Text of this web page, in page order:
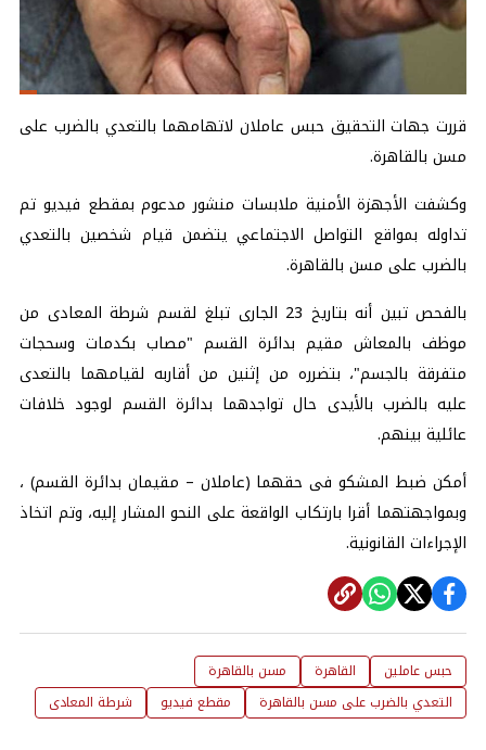
قررت جهات التحقيق حبس عاملان لاتهامهما بالتعدي بالضرب على
مسن بالقاهرة.
وكشفت الأجهزة الأمنية ملابسات منشور مدعوم بمقطع فيديو تم
تداوله بمواقع التواصل الاجتماعي يتضمن قيام شخصين بالتعدي
بالضرب على مسن بالقاهرة.
بالفحص تبين أنه بتاريخ 23 الجارى تبلغ لقسم شرطة المعادى من
موظف بالمعاش مقيم بدائرة القسم "مصاب بكدمات وسحجات
متفرقة بالجسم"، بتضرره من إثنين من أقاربه لقيامهما بالتعدى
عليه بالضرب بالأيدى حال تواجدهما بدائرة القسم لوجود خلافات
عائلية بينهم.
أمكن ضبط المشكو فى حقهما (عاملان – مقيمان بدائرة القسم) ،
وبمواجهتهما أقرا بارتكاب الواقعة على النحو المشار إليه، وتم اتخاذ
الإجراءات القانونية.
حبس عاملين القاهرة
مسن بالقاهرة
التعدي بالضرب على مسن بالقاهرة
مقطع فيديو شرطة المعادى